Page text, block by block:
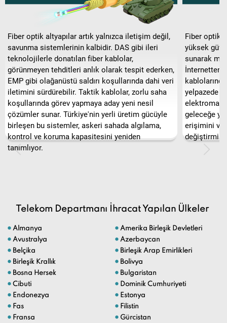
görünmeyen tehditleri anlık olarak tespit ederken,
EMP gibi olağanüstü saldırı koşullarında dahi veri
iletimini sürdürebilir. Taktik kablolar, zorlu saha
koşullarında görev yapmaya aday yeni nesil
çözümler sunar. Türkiye'nin yerli üretim gücüyle
birleşen bu sistemler, askeri sahada algılama,
kontrol ve koruma kapasitesini yeniden
tanımlıyor.
yelpazede
geleceğe
erişimini ve
Telekom Departmanı İhracat Yapılan Ülkeler
Birleşik Krallık
Bolivya
Bulgaristan
Cibuti
Dominik Cumhuriyeti
Endonezya
Estonya
Fas
Filistin
Fransa
Gürcistan
Hindistan
Hollanda
Irak
İrlanda
İspanya
İsveç
İsviçre
İtalya
Katar
Kırgızistan